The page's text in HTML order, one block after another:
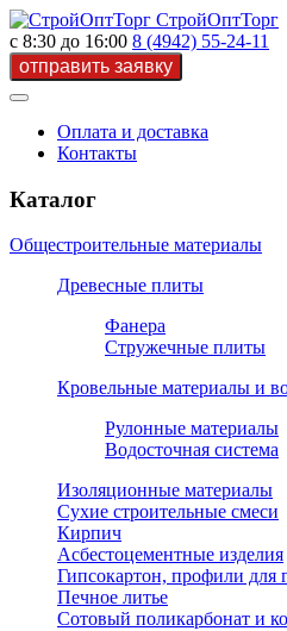
СтройОптТорг
с 8:30 до 16:00 8 (4942) 55-24-11
Оплата и доставка
Контакты
Каталог
Общестроительные материалы
Древесные плиты
Фанера
Стружечные плиты
Кровельные материалы и
Рулонные материалы
Водосточная система
Изоляционные материалы
Сухие строительные смеси
Кирпич
Асбестоцементные изделия
Гипсокартон, профили для
Печное литье
Сотовый поликарбонат и